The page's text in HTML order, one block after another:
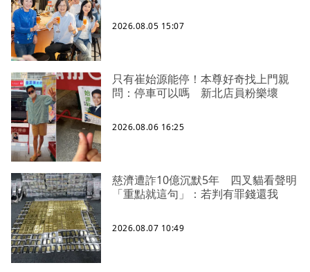
2026.08.05 15:07
只有崔始源能停！本尊好奇找上門親
問：停車可以嗎 新北店員粉樂壞
2026.08.06 16:25
慈濟遭詐10億沉默5年 四叉貓看聲明
「重點就這句」：若判有罪錢還我
2026.08.07 10:49